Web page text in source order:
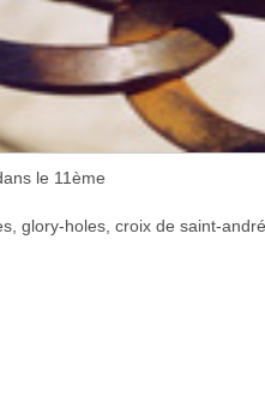
le 11ème
glory-holes, croix de saint-